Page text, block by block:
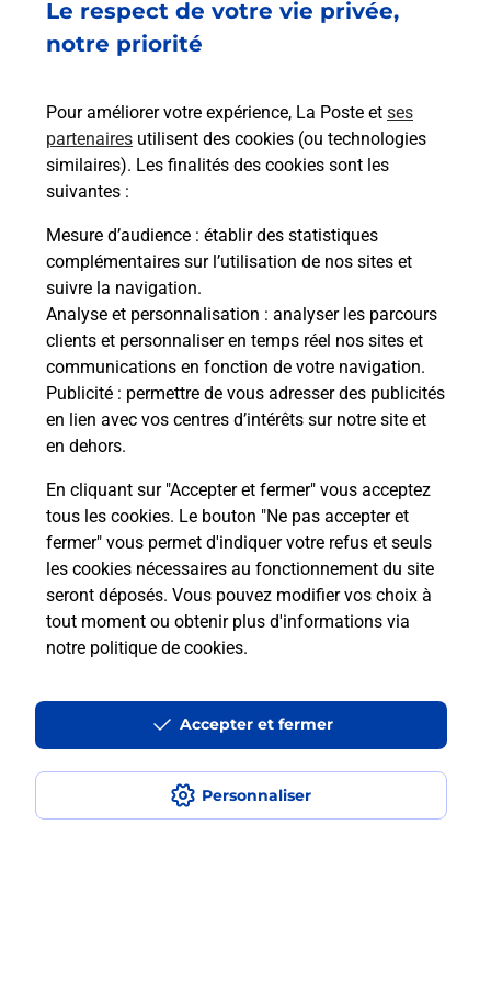
Le respect de votre vie privée,
notre priorité
Pour améliorer votre expérience, La Poste et ses
partenaires utilisent des cookies (ou technologies
similaires). Les finalités des cookies sont les
suivantes :
Mesure d’audience : établir des statistiques
complémentaires sur l’utilisation de nos sites et
suivre la navigation.
Analyse et personnalisation : analyser les parcours
clients et personnaliser en temps réel nos sites et
communications en fonction de votre navigation.
Publicité : permettre de vous adresser des publicités
en lien avec vos centres d’intérêts sur notre site et
en dehors.
En cliquant sur "Accepter et fermer" vous acceptez
tous les cookies. Le bouton "Ne pas accepter et
fermer" vous permet d'indiquer votre refus et seuls
les cookies nécessaires au fonctionnement du site
seront déposés. Vous pouvez modifier vos choix à
tout moment ou obtenir plus d'informations via
notre politique de cookies.
Personnaliser
Accepter et fermer
Acheter un iPhone neuf ou reconditionné
Vous recherchez un smartphone pas cher proche
de chez vous ? Découvrez notre offre de
téléphones iPhone Apple dans vos bureaux de
Poste à TOURS RABELAIS (37000) !
En savoir plus
Questions fréquemment posées
Comment retourner un colis acheté
en ligne depuis votre boîte aux lettres
Comment envoyer un colis ou faire un
retour chez un e-commerçant sans se
déplacer ?
Envoyer un petit colis au meilleur